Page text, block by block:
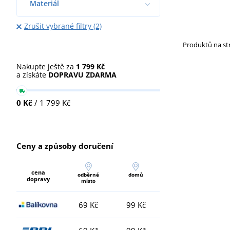
Materiál
Zrušit vybrané filtry (2)
Nakupte ještě za 1 799 Kč
a získáte DOPRAVU ZDARMA
0 Kč / 1 799 Kč
Ceny a způsoby doručení
cena
dopravy
odběrné
místo
domů
69 Kč 99 Kč
Produktů na